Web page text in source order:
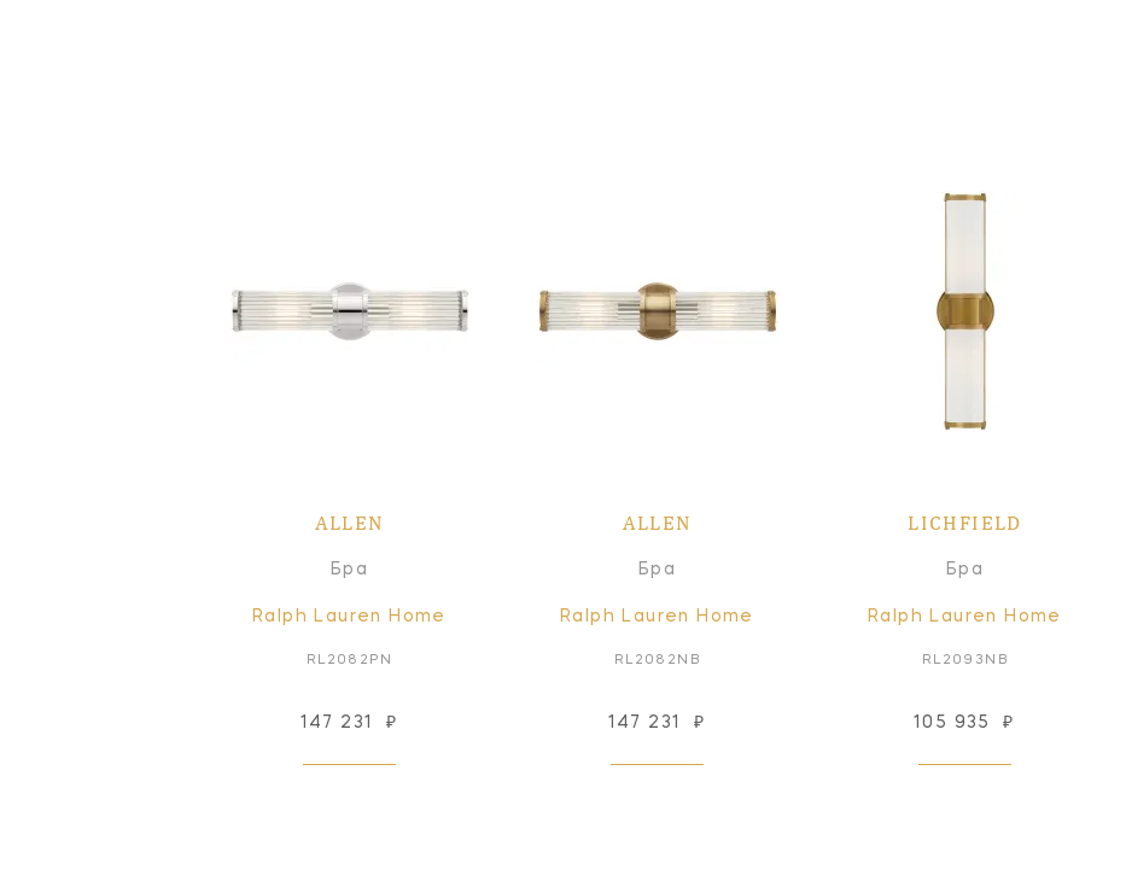
ALLEN
Бра
Ralph Lauren Home
RL2082PN
147 231 ₽
ALLEN
Бра
Ralph Lauren Home
RL2082NB
147 231 ₽
LICHFIELD
Бра
Ralph Lauren Home
RL2093NB
105 935 ₽